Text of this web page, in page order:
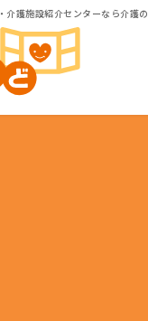
介護施設紹介センターなら介護